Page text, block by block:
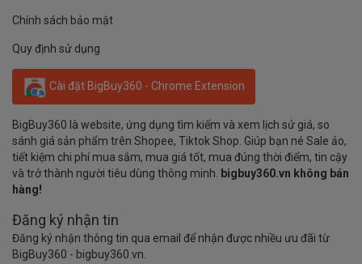
Chính sách bảo mật
Quy định sử dụng
Cài đặt BigBuy360 - Chrome Extension
BigBuy360 là website, ứng dụng tìm kiếm và xem lịch sử giá, so
sánh giá sản phẩm trên Shopee, Tiktok Shop. Giúp bạn né Sale ảo,
tiết kiệm chi phí mua sắm, mua giá tốt, mua đúng thời điểm, tin cậy
và trở thành người tiêu dùng thông minh.
bigbuy360.vn không bán
hàng!
Đăng ký nhận tin
Đăng ký nhận thông tin qua email để nhận được nhiều ưu đãi từ
BigBuy360 - bigbuy360.vn.